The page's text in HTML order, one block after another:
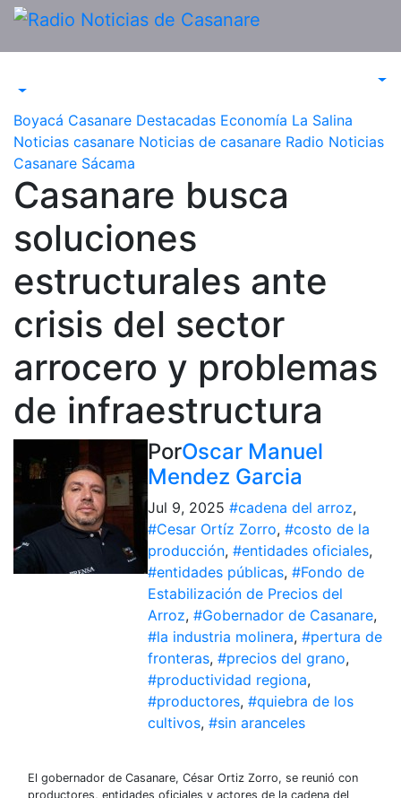
Saltar
contenido
Boyacá Casanare Destacadas Economía La Salina
Noticias casanare Noticias de casanare Radio Noticias
Casanare Sácama
Casanare busca
soluciones
estructurales ante
crisis del sector
arrocero y problemas
de infraestructura
PorOscar Manuel
Mendez Garcia
Jul 9, 2025 #cadena del arroz,
#Cesar Ortíz Zorro, #costo de la
producción, #entidades oficiales,
#entidades públicas, #Fondo de
Estabilización de Precios del
Arroz, #Gobernador de Casanare,
#la industria molinera, #pertura de
fronteras, #precios del grano,
#productividad regiona,
#productores, #quiebra de los
cultivos, #sin aranceles
El gobernador de Casanare, César Ortiz Zorro, se reunió con
productores, entidades oficiales y actores de la cadena del